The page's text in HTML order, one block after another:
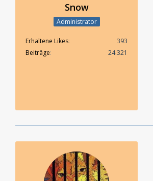
Snow
Administrator
Erhaltene Likes
393
Beiträge
24.321